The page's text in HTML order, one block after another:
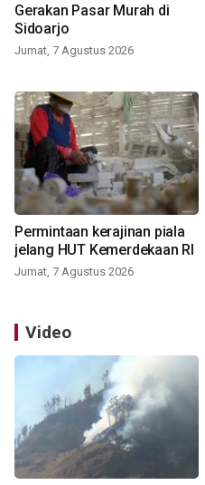
Gerakan Pasar Murah di
Sidoarjo
Jumat, 7 Agustus 2026
Permintaan kerajinan piala
jelang HUT Kemerdekaan RI
Jumat, 7 Agustus 2026
Video